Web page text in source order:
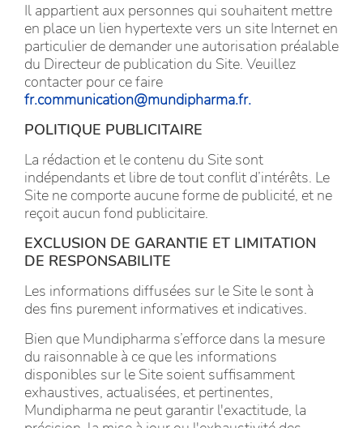
Il appartient aux personnes qui souhaitent mettre
en place un lien hypertexte vers un site Internet en
particulier de demander une autorisation préalable
du Directeur de publication du Site. Veuillez
contacter pour ce faire
fr.communication@mundipharma.fr.
POLITIQUE PUBLICITAIRE
La rédaction et le contenu du Site sont
indépendants et libre de tout conflit d’intérêts. Le
Site ne comporte aucune forme de publicité, et ne
reçoit aucun fond publicitaire.
EXCLUSION DE GARANTIE ET LIMITATION
DE RESPONSABILITE
Les informations diffusées sur le Site le sont à
des fins purement informatives et indicatives.
Bien que Mundipharma s’efforce dans la mesure
du raisonnable à ce que les informations
disponibles sur le Site soient suffisamment
exhaustives, actualisées, et pertinentes,
Mundipharma ne peut garantir l'exactitude, la